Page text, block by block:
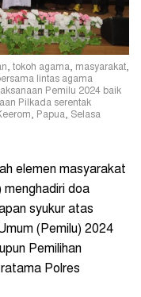
tokoh agama, masyarakat,
lintas agama
Pemilu 2024 baik
Pilkada serentak
Papua, Selasa
elemen masyarakat
doa
syukur atas
(Pemilu) 2024
Pemilihan
Polres